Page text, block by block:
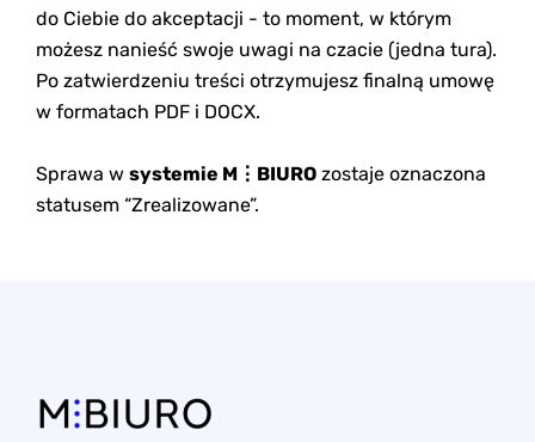
do Ciebie do akceptacji - to moment, w którym
możesz nanieść swoje uwagi na czacie (jedna tura).
Po zatwierdzeniu treści otrzymujesz finalną umowę
w formatach PDF i DOCX.
Sprawa w systemie M⋮BIURO zostaje oznaczona
statusem “Zrealizowane”.